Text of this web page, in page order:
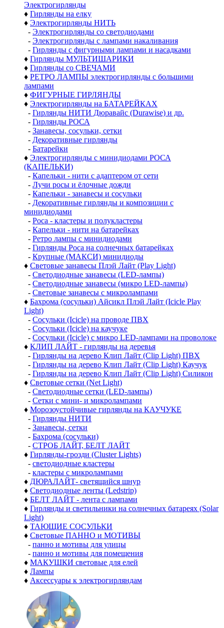
Электро­гирлянды
♦ Гирлянды на елку
♦ Электрогирлянды НИТЬ
- Электрогирлянды со светодиодами
- Электрогирлянды с лампами накаливания
- Гирлянды с фигурными лампами и насадками
♦ Гирлянды МУЛЬТИШАРИКИ
♦ Гирлянды со СВЕЧАМИ
♦ РЕТРО ЛАМПЫ электрогирлянды с большими
лампами
♦ ФИГУРНЫЕ ГИРЛЯНДЫ
♦ Электрогирлянды на БАТАРЕЙКАХ
- Гирлянды НИТИ Дюравайс (Durawise) и др.
- Гирлянды РОСА
- Занавесы, сосульки, сетки
- Декоративные гирлянды
- Батарейки
♦ Электрогирлянды с минидиодами РОСА
(КАПЕЛЬКИ)
- Капельки - нити с адаптером от сети
- Лучи росы и ёлочные дожди
- Капельки - занавесы и сосульки
- Декоративные гирлянды и композиции с
минидиодами
- Роса - кластеры и полукластеры
- Капельки - нити на батарейках
- Ретро лампы с минидиодами
- Гирлянды Роса на солнечных батарейках
- Крупные (МАКСИ) минидиоды
♦ Световые занавесы Плэй Лайт (Play Light)
- Светодиодные занавесы (LED-лампы)
- Светодиодные занавесы (микро LED-лампы)
- Световые занавесы с микролампами
♦ Бахрома (сосульки) Айсикл Плэй Лайт (Icicle Play
Light)
- Сосульки (Icicle) на проводе ПВХ
- Сосульки (Icicle) на каучуке
- Сосульки (Icicle) с микро LED-лампами на проволоке
♦ КЛИП ЛАЙТ - гирлянды на деревья
- Гирлянды на дерево Клип Лайт (Clip Light) ПВХ
- Гирлянды на дерево Клип Лайт (Clip Light) Каучук
- Гирлянды на дерево Клип Лайт (Clip Light) Силикон
♦ Световые сетки (Net Light)
- Светодиодные сетки (LED-лампы)
- Сетки с мини- и микролампами
♦ Морозоустойчивые гирлянды на КАУЧУКЕ
- Гирлянды НИТИ
- Занавесы, сетки
- Бахрома (сосульки)
- СТРОБ ЛАЙТ, БЕЛТ ЛАЙТ
♦ Гирлянды-грозди (Cluster Lights)
- светодиодные кластеры
- кластеры с микролампами
♦ ДЮРАЛАЙТ- светящийся шнур
♦ Светодиодные ленты (Ledstrip)
♦ БЕЛТ ЛАЙТ - лента с лампами
♦ Гирлянды и светильники на солнечных батареях (Solar
Light)
♦ ТАЮЩИЕ СОСУЛЬКИ
♦ Световые ПАННО и МОТИВЫ
- панно и мотивы для улицы
- панно и мотивы для помещения
♦ МАКУШКИ световые для елей
♦ Лампы
♦ Аксессуары к электрогирляндам